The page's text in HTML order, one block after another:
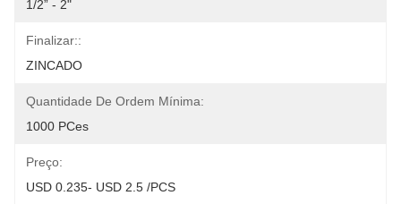
1/2” - 2"
Finalizar::
ZINCADO
Quantidade De Ordem Mínima:
1000 PCes
Preço:
USD 0.235- USD 2.5 /PCS